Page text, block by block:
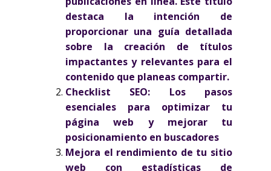
destaca la intención de
proporcionar una guía detallada
sobre la creación de títulos
impactantes y relevantes para el
contenido que planeas compartir.
Checklist SEO: Los pasos
esenciales para optimizar tu
página web y mejorar tu
posicionamiento en buscadores
Mejora el rendimiento de tu sitio
web con estadísticas de